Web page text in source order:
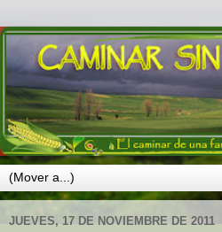
JUEVES, 17 DE NOVIEMBRE DE 2011